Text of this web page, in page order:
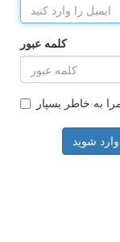
کلمه عبور
به خاطر بسپار